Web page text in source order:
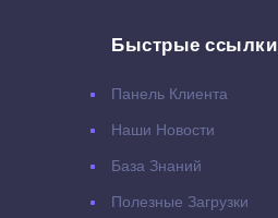
Быстрые ссылки
Панель Клиента
Наши Новости
База Знаний
Полезные Загрузки